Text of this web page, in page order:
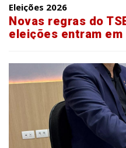
Eleições 2026
Novas regras do
eleições entram